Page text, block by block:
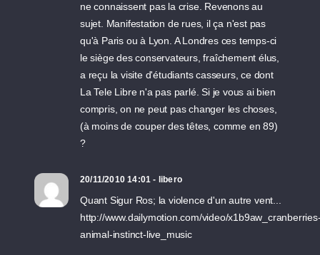
ne connaissent pas la crise. Revenons au
sujet. Manifestation de rues, il ça n'est pas
qu'à Paris ou à Lyon. A Londres ces temps-ci
le siège des conservateurs, fraîchement élus,
a reçu la visite d'étudiants casseurs, ce dont
La Tele Libre n'a pas parlé. Si je vous ai bien
compris, on ne peut pas changer les choses,
(à moins de couper des têtes, comme en 89)
?
20/11/2010 14:01 - libero
Quant Sigur Ros; la violence d'un autre vent...
http://www.dailymotion.com/video/
animal-instinct-live_music